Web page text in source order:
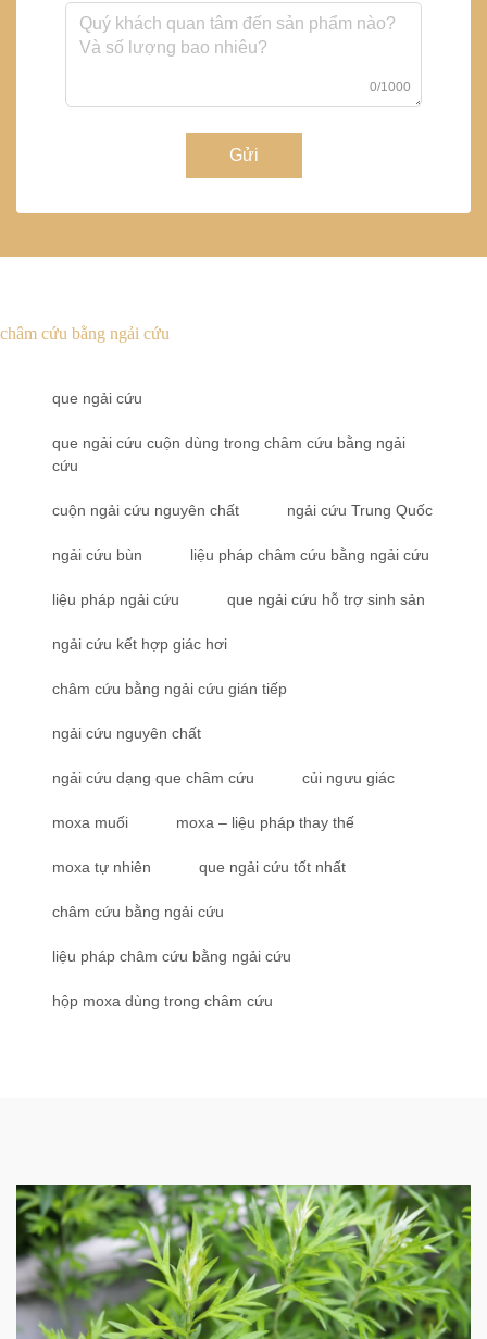
0/1000
Gửi
châm cứu bằng ngải cứu
que ngải cứu
que ngải cứu cuộn dùng trong châm cứu bằng ngải
cứu
cuộn ngải cứu nguyên chất ngải cứu Trung Quốc
ngải cứu bùn liệu pháp châm cứu bằng ngải cứu
liệu pháp ngải cứu que ngải cứu hỗ trợ sinh sản
ngải cứu kết hợp giác hơi
châm cứu bằng ngải cứu gián tiếp
ngải cứu nguyên chất
ngải cứu dạng que châm cứu củi ngưu giác
moxa muối moxa – liệu pháp thay thế
moxa tự nhiên que ngải cứu tốt nhất
châm cứu bằng ngải cứu
liệu pháp châm cứu bằng ngải cứu
hộp moxa dùng trong châm cứu